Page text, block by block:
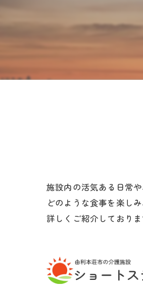
施設内の活気ある日常
どのような食事を楽し
詳しくご紹介しておりま